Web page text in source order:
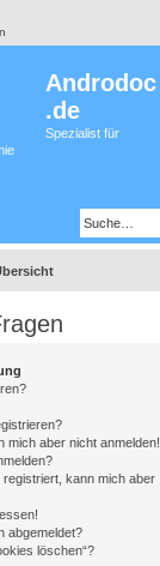
Androdoc
.de
Spezialist für
mich aber nicht anmelden!
kann mich aber
abgemeldet?
löschen“?